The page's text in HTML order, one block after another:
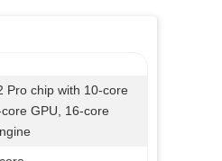
Pro chip with 10‑core
GPU, 16‑core